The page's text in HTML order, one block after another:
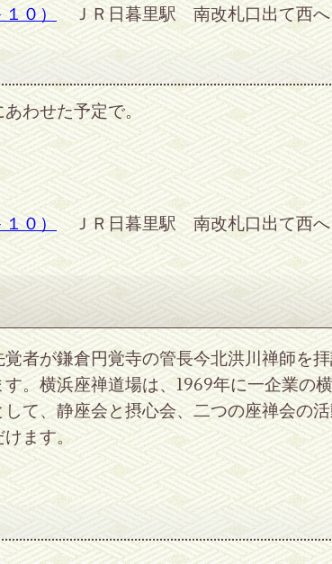
１０）ＪＲ日暮里駅 南改札口出て西へ
わせた予定で。
１０）ＪＲ日暮里駅 南改札口出て西へ
者が鎌倉円覚寺の管長今北洪川禅師を
。横浜座禅道場は、1969年に一企業の
て、静座会と摂心会、二つの座禅会の
けます。